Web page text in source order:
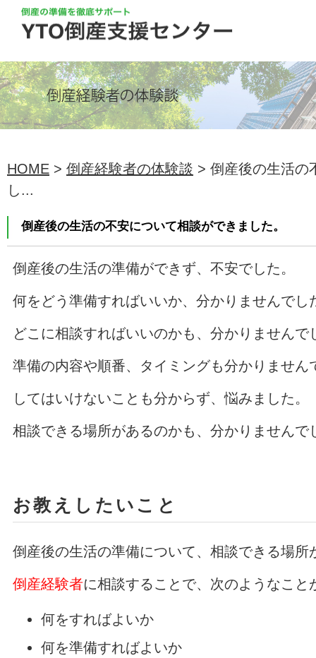
HOME > 倒産経験者の体験談 > 倒産後の生活の
し...
倒産後の生活の不安について相談ができました。
倒産後の生活の準備ができず、不安でした。
何をどう準備すればいいか、分かりませんでし
どこに相談すればいいのかも、分かりませんで
準備の内容や順番、タイミングも分かりません
してはいけないことも分からず、悩みました。
相談できる場所があるのかも、分かりませんで
お教えしたいこと
倒産後の生活の準備について、相談できる場所
倒産経験者に相談することで、次のようなこと
何をすればよいか
何を準備すればよいか